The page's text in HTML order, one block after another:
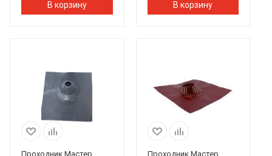
В корзину В корзину
Проходник Мастер
Проходник Мастер